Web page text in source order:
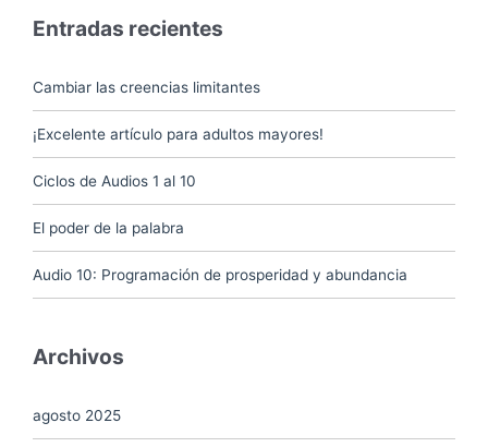
Entradas recientes
Cambiar las creencias limitantes
¡Excelente artículo para adultos mayores!
Ciclos de Audios 1 al 10
El poder de la palabra
Audio 10: Programación de prosperidad y abundancia
Archivos
agosto 2025